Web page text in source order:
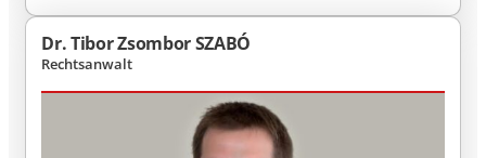
Dr. Tibor Zsombor SZABÓ
Rechtsanwalt